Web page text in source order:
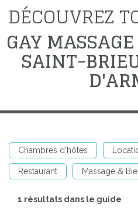
DÉCOUVREZ
GAY
SAINT-
Chambres d'hôtes
Restaurant Massage &
1 résultats dans le guide